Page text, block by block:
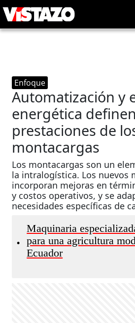
Enfoque
Automatización y
energética
prestaciones de
montacargas
Los montacargas son un
la intralogística. Los nuevos
incorporan mejoras en
y costos operativos, y se
necesidades específicas de
•
Maquinaria
para una agricultura
Ecuador